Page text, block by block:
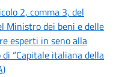
2, comma 3, del
Ministro dei beni e delle
esperti in seno alla
“Capitale italiana della